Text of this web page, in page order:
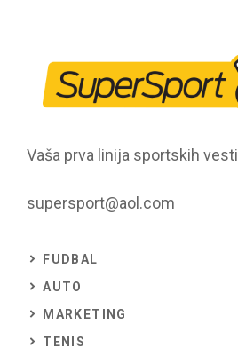
Vaša prva linija sportskih
supersport@aol.com
FUDBAL
AUTO
MARKETING
TENIS